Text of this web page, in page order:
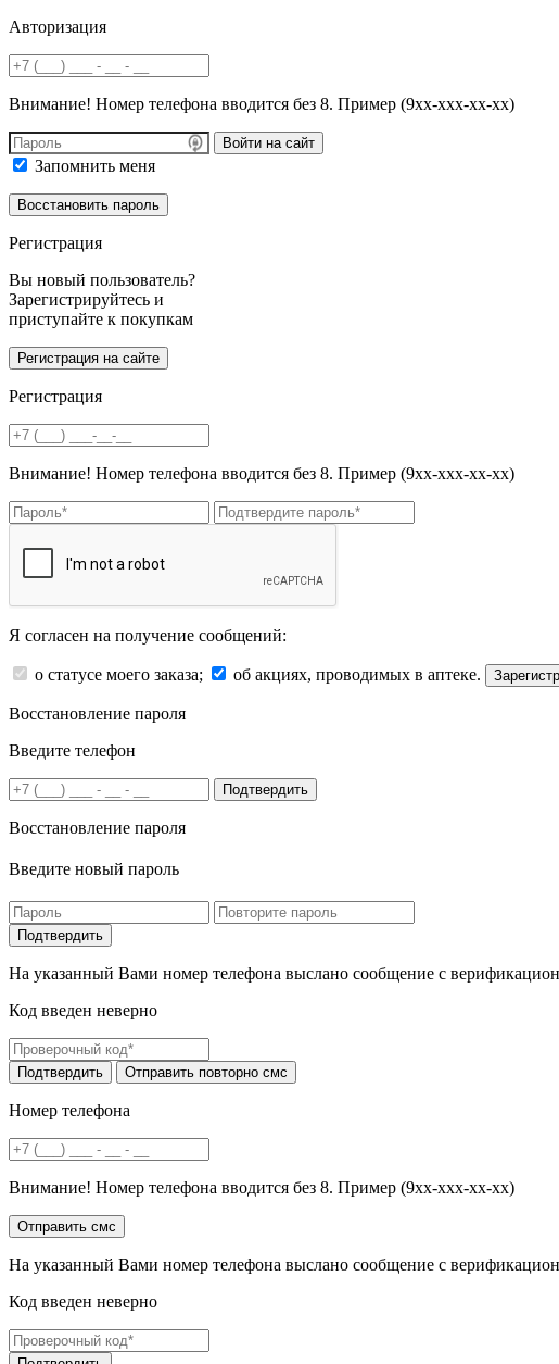
Авторизация
Внимание! Номер телефона вводится без 8. Пример (9хх-ххх-хх-хх)
Войти на сайт
Запомнить меня
Регистрация
Вы новый пользователь?
Зарегистрируйтесь и
приступайте к покупкам
Регистрация
Внимание! Номер телефона вводится без 8. Пример (9хх-ххх-хх-хх)
Я согласен на получение сообщений:
о статусе моего заказа; об акциях, проводимых в аптеке.
Восстановление пароля
Введите телефон
Подтвердить
Восстановление пароля
Введите новый пароль
На указанный Вами номер телефона выслано сообщение с
Код введен неверно
Номер телефона
Внимание! Номер телефона вводится без 8. Пример (9хх-ххх-хх-хх)
На указанный Вами номер телефона выслано сообщение с
Код введен неверно